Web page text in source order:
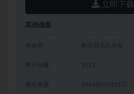
立即下载
其他信息
有效期 购买后永久有效
累计销量 1015
2024年05月21日